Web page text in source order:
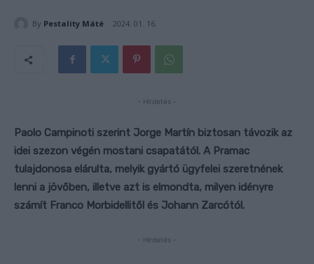
By Pestality Máté 2024. 01. 16.
- Hirdetés -
Paolo Campinoti szerint Jorge Martín biztosan távozik az
idei szezon végén mostani csapatától. A Pramac
tulajdonosa elárulta, melyik gyártó ügyfelei szeretnének
lenni a jövőben, illetve azt is elmondta, milyen idényre
számít Franco Morbidellitől és Johann Zarcótól.
- Hirdetés -